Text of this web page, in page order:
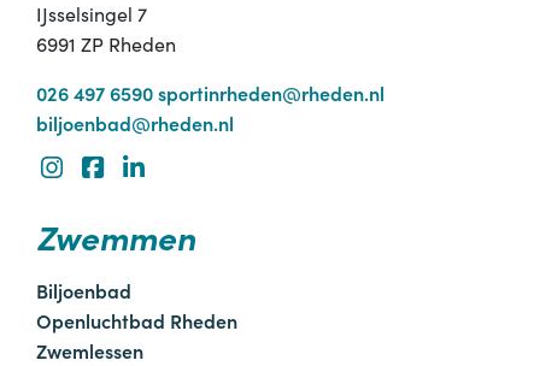
IJsselsingel 7
6991 ZP Rheden
026 497 6590sportinrheden@rheden.nl
biljoenbad@rheden.nl
Zwemmen
Biljoenbad
Openluchtbad Rheden
Zwemlessen